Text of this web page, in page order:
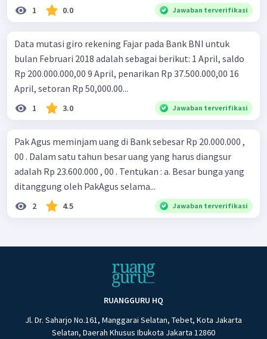
1 0.0 Jawaban terverifikasi
Data mutasi giro rekening Fajar pada Bank BNI untuk
bulan Februari 2018 adalah sebagai berikut: 1 April, saldo
Rp 200.000.000,00 9 April, penarikan Rp 37.500.000,00 16
April, setoran Rp 50,000.00...
1 3.0 Jawaban terverifikasi
Pak Agus meminjam uang di Bank sebesar Rp 20.000.000 ,
00 . Dalam satu tahun besar uang yang harus diangsur
adalah Rp 23.600.000 , 00 . Tentukan : a. Besar bunga yang
ditanggung oleh PakAgus selama...
2 4.5 Jawaban terverifikasi
RUANGGURU HQ
Jl. Dr. Saharjo No.161, Manggarai Selatan, Tebet, Kota Jakarta
Selatan, Daerah Khusus Ibukota Jakarta 12860